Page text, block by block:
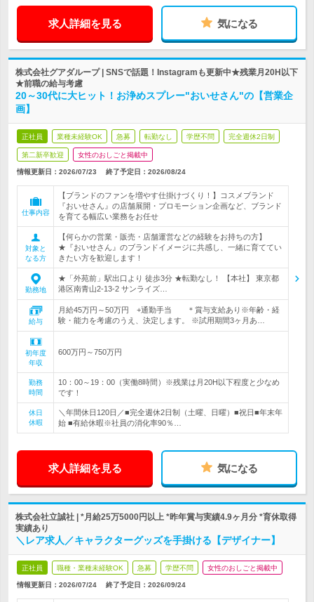
求人詳細を見る 気になる
株式会社グアダループ | SNSで話題！Instagramも更新中★残業月20H以下
★前職の給与考慮
20～30代に大ヒット！お浄めスプレー"おいせさん"の【営業企
画】
正社員 業種未経験OK 急募 転勤なし 学歴不問 完全週休2日制
第二新卒歓迎 女性のおしごと掲載中
情報更新日：2026/07/23 終了予定日： 2026/08/24
仕事内容
【ブランドのファンを増やす仕掛けづくり！】コスメブランド
『おいせさん』の店舗展開・プロモーション企画など、ブランド
を育てる幅広い業務をお任せ
対象と
なる方
【何らかの営業・販売・店舗運営などの経験をお持ちの方】
★『おいせさん』のブランドイメージに共感し、一緒に育ててい
きたい方を歓迎します！
勤務地
★「外苑前」駅出口より 徒歩3分 ★転勤なし！ 【本社】 東京都
港区南青山2-13-2 サンライズ…
給与
月給45万円～50万円 +通勤手当 ＊賞与支給あり※年齢・経
験・能力を考慮のうえ、決定します。 ※試用期間3ヶ月あ…
初年度
年収
600万円～750万円
勤務
時間
10：00～19：00（実働8時間）※残業は月20H以下程度と少なめ
です！
休日
休暇
＼年間休日120日／■完全週休2日制（土曜、日曜）■祝日■年末年
始 ■有給休暇※社員の消化率90％…
求人詳細を見る 気になる
株式会社立誠社 | *月給25万5000円以上 *昨年賞与実績4.9ヶ月分 *育休取得
実績あり
＼レア求人／キャラクターグッズを手掛ける【デザイナー】
正社員 職種・業種未経験OK 急募 学歴不問 女性のおしごと掲載中
情報更新日：2026/07/24 終了予定日： 2026/09/24